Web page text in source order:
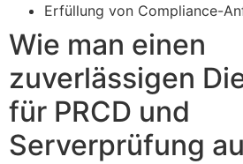
Erfüllung von Compliance-
Wie man einen
zuverlässigen
für PRCD und
Serverprüfung